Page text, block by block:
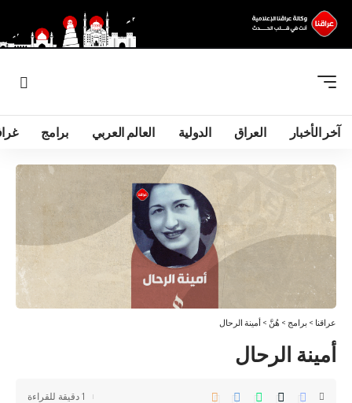
آخر الأخبار العراق الدولية العالم العربي برامج
عراقنا > برامج > هُنَّ > أمينة الرحال
أمينة الرحال
1 دقيقة للقراءة